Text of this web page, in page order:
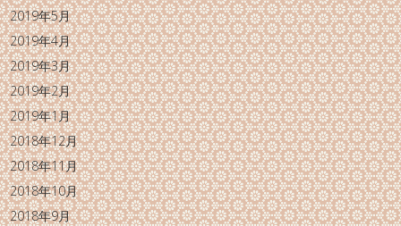
2019年5月
2019年4月
2019年3月
2019年2月
2019年1月
2018年12月
2018年11月
2018年10月
2018年9月